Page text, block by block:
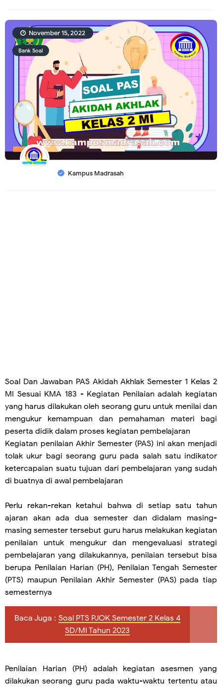
Bank Soal
Kampus Madrasah
November 15, 2022
Soal Dan Jawaban PAS Akidah Akhlak Semester 1 Kelas 2
MI Sesuai KMA 183 - Kegiatan Penilaian adalah kegiatan
yang harus dilakukan oleh seorang guru untuk menilai dan
mengukur kemampuan dan pemahaman materi bagi
peserta didik dalam proses kegiatan pembelajaran
Kegiatan penilaian Akhir Semester (PAS) ini akan menjadi
tolak ukur bagi seorang guru pada salah satu indikator
ketercapaian suatu tujuan dari pembelajaran yang sudah
di buatnya di awal pembelajaran
Perlu rekan-rekan ketahui bahwa di setiap satu tahun
ajaran akan ada dua semester dan didalam masing-
masing semester tersebut guru harus melakukan kegiatan
penilaian untuk mengukur dan mengevaluasi strategi
pembelajaran yang dilakukannya, penilaian tersebut bisa
berupa Penilaian Harian (PH), Penilaian Tengah Semester
(PTS) maupun Penilaian Akhir Semester (PAS) pada tiap
semesternya
Baca Juga : Soal PTS PJOK Semester 2 Kelas 4
SD/MI Tahun 2023
Penilaian Harian (PH) adalah kegiatan asesmen yang
dilakukan seorang guru pada waktu-waktu tertentu atau